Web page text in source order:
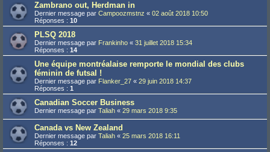
Zambrano out, Herdman in
Dernier message par Campoozmstnz « 02 août 2018 10:50
Réponses : 10
PLSQ 2018
Dernier message par Frankinho « 31 juillet 2018 15:34
Réponses : 14
Une équipe montréalaise remporte le mondial des clubs
féminin de futsal !
Dernier message par Flanker_27 « 29 juin 2018 14:37
Réponses : 1
Canadian Soccer Business
Dernier message par Taliah « 29 mars 2018 9:35
Canada vs New Zealand
Dernier message par Taliah « 25 mars 2018 16:11
Réponses : 12